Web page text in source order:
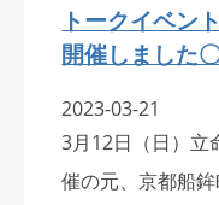
トークイベン
開催しました
2023-03-21
3月12日（日）立
催の元、京都船